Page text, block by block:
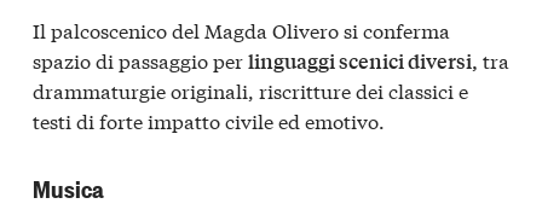
Il palcoscenico del Magda Olivero si conferma
spazio di passaggio perlinguaggi scenici diversi, tra
drammaturgie originali, riscritture dei classici e
testi di forte impatto civile ed emotivo.
Musica